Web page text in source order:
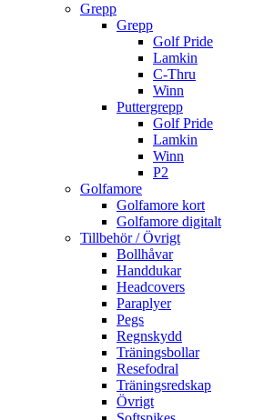
Grepp
Grepp
Golf Pride
Lamkin
C-Thru
Winn
Puttergrepp
Golf Pride
Lamkin
Winn
P2
Golfamore
Golfamore kort
Golfamore digitalt
Tillbehör / Övrigt
Bollhåvar
Handdukar
Headcovers
Paraplyer
Pegs
Regnskydd
Träningsbollar
Resefodral
Träningsredskap
Övrigt